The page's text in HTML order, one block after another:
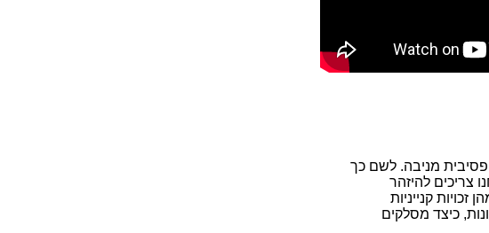
פסיבית מניבה. לשם כך
צריכים להיזהר
קנייניות
כיצד מסלקים